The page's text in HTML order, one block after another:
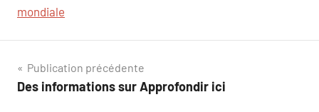
mondiale
Navigation
de
Publication précédente
Des informations sur Approfondir ici